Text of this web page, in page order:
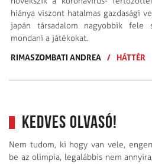
hiánya viszont hatalmas gazdasági
japán társadalom nagyobbik
mondani a játékokat.
RIMASZOMBATI ANDREA / HÁTTÉR
Kedves Olvasó!
Nem tudom, ki hogy van vele,
be az olimpia, legalábbis nem